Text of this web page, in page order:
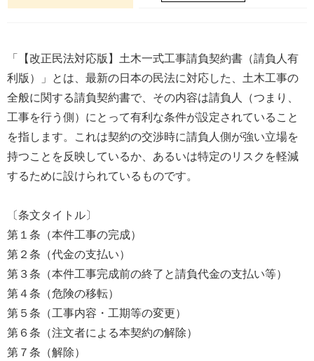
「【改正民法対応版】土木一式工事請負契約書（請負人有
利版）」とは、最新の日本の民法に対応した、土木工事の
全般に関する請負契約書で、その内容は請負人（つまり、
工事を行う側）にとって有利な条件が設定されていること
を指します。これは契約の交渉時に請負人側が強い立場を
持つことを反映しているか、あるいは特定のリスクを軽減
するために設けられているものです。
〔条文タイトル〕
第１条（本件工事の完成）
第２条（代金の支払い）
第３条（本件工事完成前の終了と請負代金の支払い等）
第４条（危険の移転）
第５条（工事内容・工期等の変更）
第６条（注文者による本契約の解除）
第７条（解除）